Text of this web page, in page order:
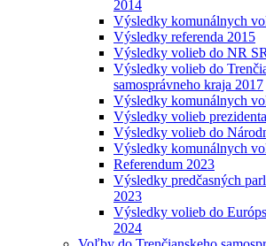
2014
Výsledky komunálnych
Výsledky referenda 2015
Výsledky volieb do NR
Výsledky volieb do
samosprávneho kraja 2017
Výsledky komunálnych
Výsledky volieb
Výsledky volieb do
Výsledky komunálnych
Referendum 2023
Výsledky predčasných
2023
Výsledky volieb do
2024